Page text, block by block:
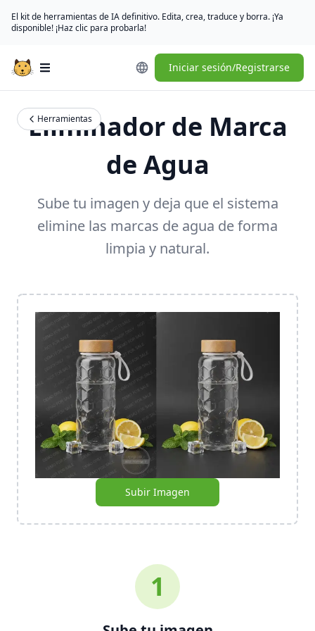
El kit de herramientas de IA definitivo. Edita, crea, traduce y borra. ¡Ya
disponible! ¡Haz clic para probarla!
Open main menu Iniciar sesión/Registrarse
Herramientas
Eliminador de Marca
de Agua
Sube tu imagen y deja que el sistema
elimine las marcas de agua de forma
limpia y natural.
Subir Imagen
1